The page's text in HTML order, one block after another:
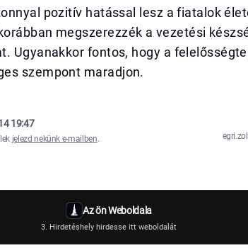
pozitív hatással lesz a fiatalok
megszerezzék a vezetési
Ugyanakkor fontos, hogy a
szempont maradjon.
19:47
jelezd nekünk e-mailben.
Az ön Weboldala
3. Hirdetéshely hirdesse itt weboldalát